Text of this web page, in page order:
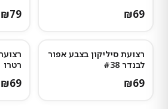
₪69
₪79
רצועת סיליקון בצבע אפור
לבנדר #38
₪69
רטרו
₪69